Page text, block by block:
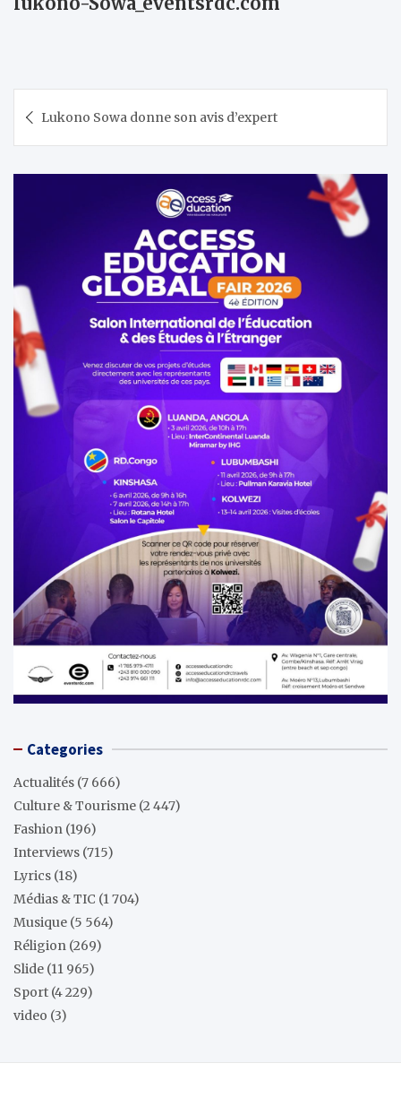
de Lukono Sowa donne son avis d’expert
Categories
Actualités (7 666)
Culture & Tourisme (2 447)
Fashion (196)
Interviews (715)
Lyrics (18)
Médias & TIC (1 704)
Musique (5 564)
Réligion (269)
Slide (11 965)
Sport (4 229)
video (3)